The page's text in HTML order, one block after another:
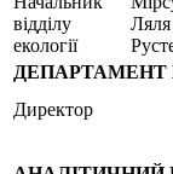
відділу
екології
Ляля
ДЕПАРТАМЕНТ
Директор